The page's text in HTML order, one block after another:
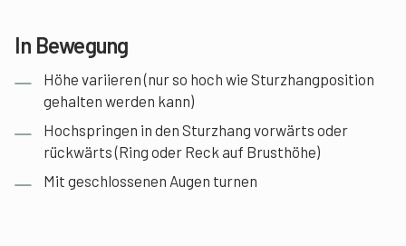
In Bewegung
Höhe variieren (nur so hoch wie Sturzhangposition
gehalten werden kann)
Hochspringen in den Sturzhang vorwärts oder
rückwärts (Ring oder Reck auf Brusthöhe)
Mit geschlossenen Augen turnen